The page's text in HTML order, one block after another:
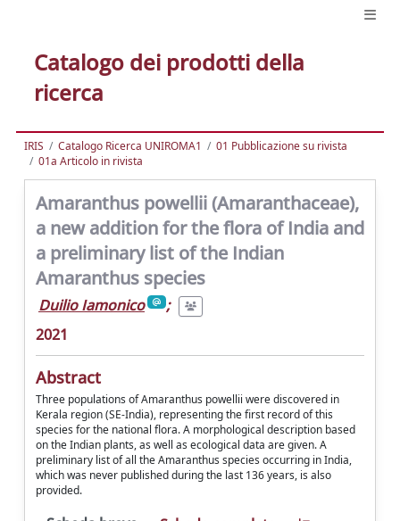
Catalogo dei prodotti della
ricerca
IRIS Catalogo Ricerca UNIROMA1
01 Pubblicazione su rivista
01a Articolo in rivista
Amaranthus powellii (Amaranthaceae),
a new addition for the flora of India and
a preliminary list of the Indian
Amaranthus species
Duilio Iamonico
;
2021
Abstract
Three populations of Amaranthus powellii were discovered in
Kerala region (SE-India), representing the first record of this
species for the national flora. A morphological description based
on the Indian plants, as well as ecological data are given. A
preliminary list of all the Amaranthus species occurring in India,
which was never published during the last 136 years, is also
provided.